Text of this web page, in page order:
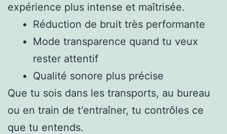
expérience plus intense et maîtrisée.
Réduction de bruit très performante
Mode transparence quand tu veux
rester attentif
Qualité sonore plus précise
Que tu sois dans les transports, au bureau
ou en train de t’entraîner, tu contrôles ce
que tu entends.